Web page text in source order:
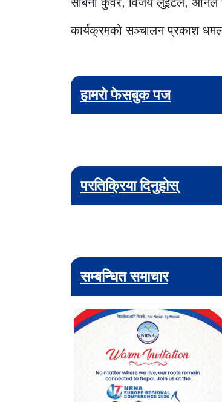
कार्यक्रमको सञ्चालन प्रकाश
हामरो फेसबुक पज
परतिक्रिया दिनुहोस्
सम्बन्धित समाचार